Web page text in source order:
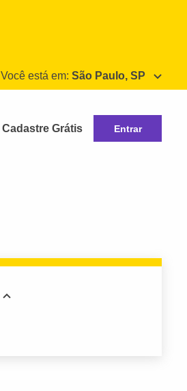
Você está em: São Paulo, SP
Cadastre Grátis Entrar